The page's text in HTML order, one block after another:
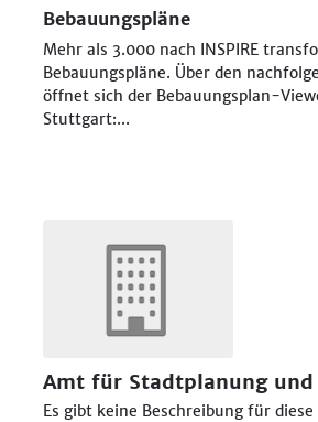
Amt für Stadtplanung und
Es gibt keine Beschreibung für
Bebauungspläne
Mehr als 3.000 nach INSPIRE
Bebauungspläne. Über den
öffnet sich der Bebauungsplan-
Stuttgart:...